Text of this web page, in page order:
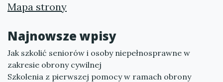
Mapa strony
Najnowsze wpisy
Jak szkolić seniorów i osoby niepełnosprawne w
zakresie obrony cywilnej
Szkolenia z pierwszej pomocy w ramach obrony